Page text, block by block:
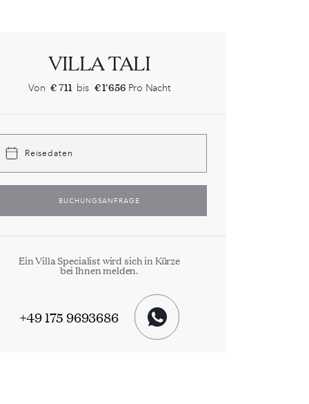
VILLA TALI
Von€ 711 bis € 1'656 Pro Nacht
Reisedaten
BUCHUNGSANFRAGE
Ein Villa Specialist wird sich in Kürze
bei Ihnen melden.
+49 175 9693686